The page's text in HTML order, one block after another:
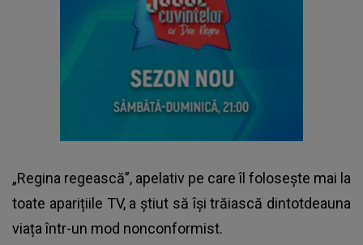
„Regina regească”, apelativ pe care îl folosește mai la
toate aparițiile TV, a știut să își trăiască dintotdeauna
viața într-un mod nonconformist.